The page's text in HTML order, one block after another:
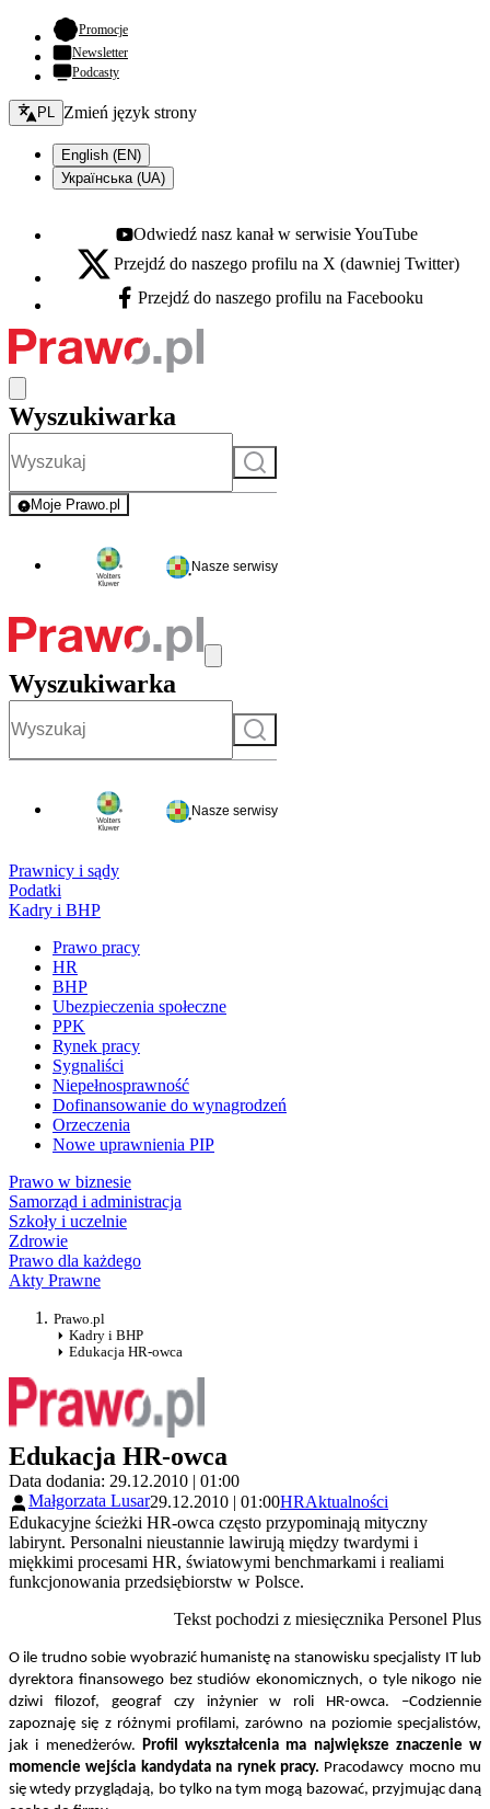
Promocje- otwiera się w nowej karcie
Newsletter
Podcasty
Zmień język - bieżący:
PL Zmień język strony
English (EN)
Українська (UA)
Youtube - otwiera się w nowej karcie
Odwiedź nasz kanał w serwisie YouTube
X - otwiera się w nowej karcie
Przejdź do naszego profilu na X (dawniej Twitter)
Facebook - otwiera się w nowej karcie
Przejdź do naszego profilu na Facebooku
Wyszukiwarka
Szukaj
Moje Prawo.pl
- rejestracja i logowanie do serwisu
Nasze serwisy
Wyszukiwarka
Szukaj
Nasze serwisy
Prawnicy i sądy
Podatki
Kadry i BHP
Prawo pracy
HR
BHP
Ubezpieczenia społeczne
PPK
Rynek pracy
Sygnaliści
Niepełnosprawność
Dofinansowanie do wynagrodzeń
Orzeczenia
Nowe uprawnienia PIP
Prawo w biznesie
Samorząd i administracja
Szkoły i uczelnie
Zdrowie
Prawo dla każdego
Akty Prawne
Prawo.pl
Kadry i BHP
Edukacja HR-owca
Edukacja HR-owca
Data dodania: 29.12.2010 | 01:00
Małgorzata Lusar29.12.2010 | 01:00HRAktualności
Edukacyjne ścieżki HR-owca często przypominają mityczny
labirynt. Personalni nieustannie lawirują między twardymi i
miękkimi procesami HR, światowymi benchmarkami i realiami
funkcjonowania przedsiębiorstw w Polsce.
Tekst pochodzi z miesięcznika Personel Plus
O ile trudno sobie wyobrazić humanistę na stanowisku specjalisty IT lub
dyrektora finansowego bez studiów ekonomicznych, o tyle nikogo nie
dziwi filozof, geograf czy inżynier w roli HR-owca. –Codziennie
zapoznaję się z różnymi profilami, zarówno na poziomie specjalistów,
jak i menedżerów. Profil wykształcenia ma największe znaczenie w
momencie wejścia kandydata na rynek pracy. Pracodawcy mocno mu
się wtedy przyglądają, bo tylko na tym mogą bazować, przyjmując daną